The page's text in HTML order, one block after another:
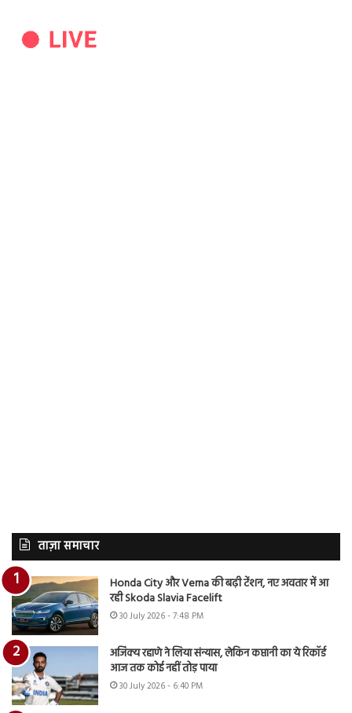
ताज़ा समाचार
Honda City और Verna की बढ़ी टेंशन, नए अवतार में आ
रही Skoda Slavia Facelift
30 July 2026 - 7:48 PM
अजिंक्य रहाणे ने लिया संन्यास, लेकिन कप्तानी का ये रिकॉर्ड
आज तक कोई नहीं तोड़ पाया
30 July 2026 - 6:40 PM